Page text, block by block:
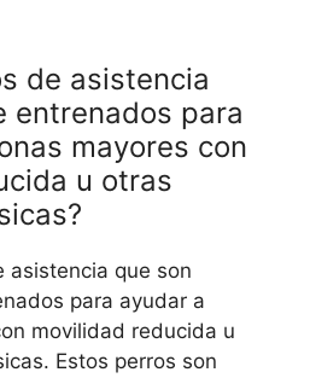
de asistencia
entrenados para
mayores con
u otras
asistencia que son
para ayudar a
movilidad reducida u
Estos perros son